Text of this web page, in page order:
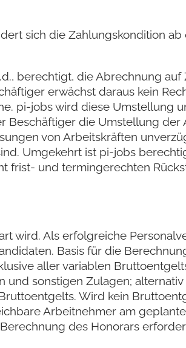
sich die Zahlungskondition
berechtigt, die Abrechnung
erwächst daraus kein
pi-jobs wird diese Umstellung
Beschäftiger die Umstellung
von Arbeitskräften
Umgekehrt ist pi-jobs
frist- und termingerechten
wird. Als erfolgreiche
Basis für die
aller variablen
und sonstigen Zulagen;
Wird kein
Arbeitnehmer am
des Honorars